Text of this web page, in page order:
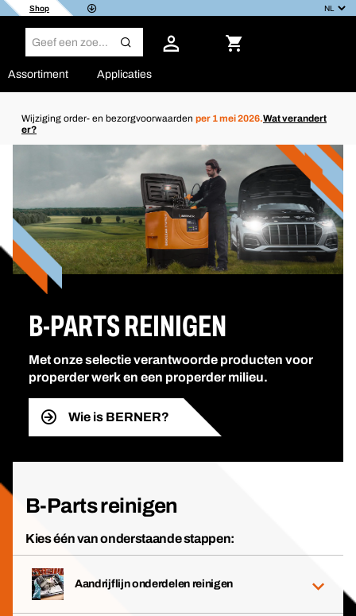
Shop
Assortiment Applicaties
Wijziging order- en bezorgvoorwaarden per 1 mei 2026.Wat verandert
er?
B-PARTS REINIGEN
Met onze selectie verantwoorde producten voor
properder werk en een properder milieu.
Wie is BERNER?
B-Parts reinigen
Kies één van onderstaande stappen:
Aandrijflijn onderdelen reinigen